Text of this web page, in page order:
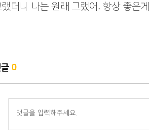
랬더니 나는 원래 그랬어. 항상 좋은
0